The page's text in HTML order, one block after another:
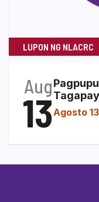
LUPON NG NLACRC
Aug
13Agosto